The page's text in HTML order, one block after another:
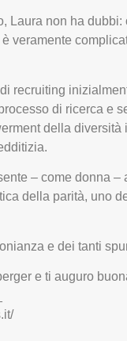
Laura non ha
veramente
recruiting
di ricerca e
della diversità
– come donna –
della parità, uno
e dei tanti
e ti auguro